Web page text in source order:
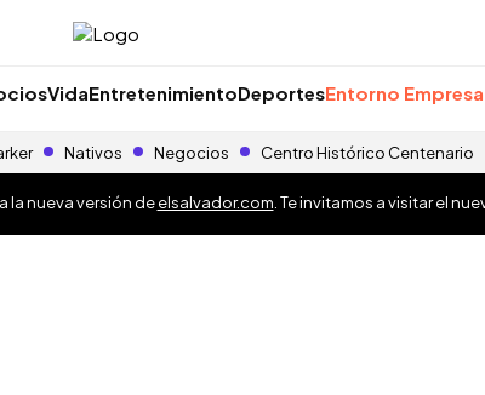
VidaEntretenimientoDeportesEntorno
Nativos Negocios Centro Histórico Centenario
la nueva versión deelsalvador.com . Te invitamos a visitar el